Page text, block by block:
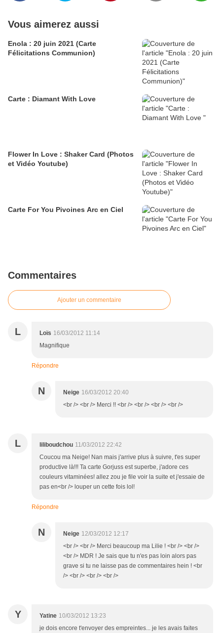
Vous aimerez aussi
Enola : 20 juin 2021 (Carte
Félicitations Communion)
Carte : Diamant With Love
Flower In Love : Shaker Card (Photos
et Vidéo Youtube)
Carte For You Pivoines Arc en Ciel
Commentaires
Ajouter un commentaire
L Loïs 16/03/2012 11:14
Magnifique
Répondre
N Neige 16/03/2012 20:40
<br /> <br /> Merci !! <br /> <br /> <br /> <br />
L liliboudchou 11/03/2012 22:42
Coucou ma Neige! Nan mais j'arrive plus à suivre, t'es super
productive là!!! Ta carte Gorjuss est superbe, j'adore ces
couleurs vitaminées! allez zou je file voir la suite et j'essaie de
pas en<br /> louper un cette fois lol!
Répondre
N Neige 12/03/2012 12:17
<br /> <br /> Merci beaucoup ma Lilie ! <br /> <br />
<br /> MDR ! Je sais que tu n'es pas loin alors pas
grave si tu ne laisse pas de commentaires hein ! <br
/> <br /> <br /> <br />
Y Yatine 10/03/2012 13:23
je dois encore t'envoyer des empreintes... je les avais faites